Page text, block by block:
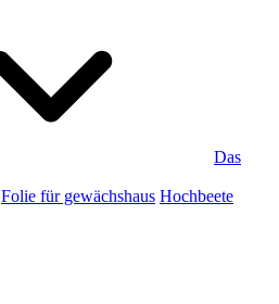
Das
Folie für gewächshaus Hochbeete